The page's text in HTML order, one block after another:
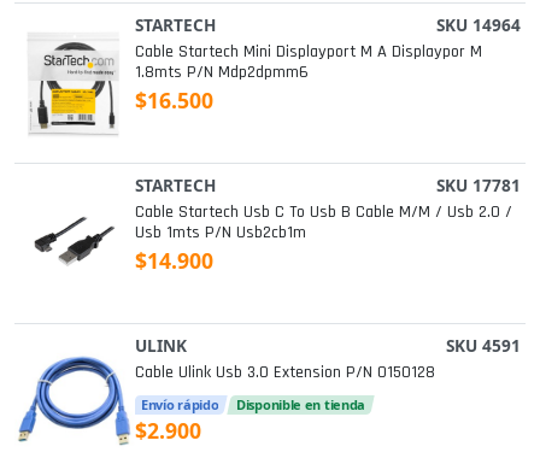
STARTECH SKU 14964
Cable Startech Mini Displayport M A Displaypor M
1.8mts P/n Mdp2dpmm6
$16.500
STARTECH SKU 17781
Cable Startech Usb C To Usb B Cable M/m / Usb 2.0 /
Usb 1mts P/n Usb2cb1m
$14.900
ULINK SKU 4591
Cable Ulink Usb 3.0 Extension P/n 0150128
Envío rápido Disponible en tienda
$2.900